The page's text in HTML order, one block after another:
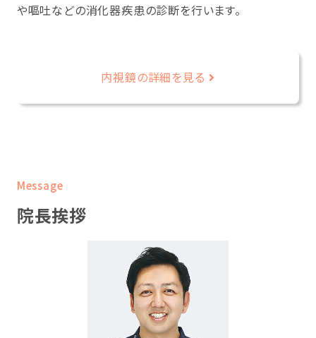
や嘔吐などの消化器疾患の診断を行います。
内視鏡の詳細を見る
Message
院長挨拶